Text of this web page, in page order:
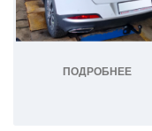
ПОДРОБНЕЕ